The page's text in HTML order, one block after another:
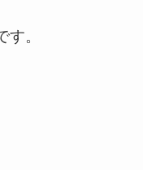
。